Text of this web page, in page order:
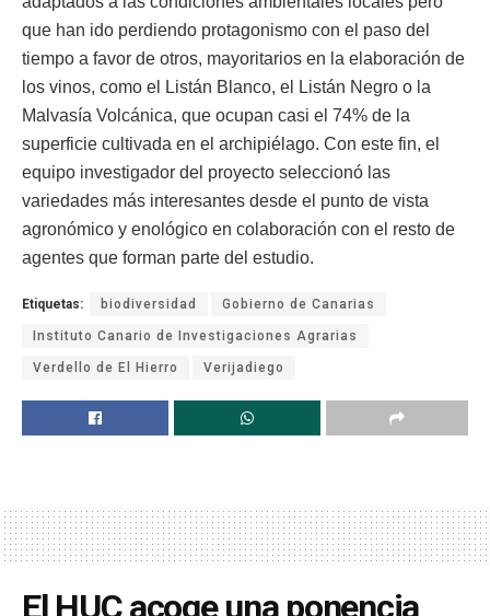
que han ido perdiendo protagonismo con el paso del
tiempo a favor de otros, mayoritarios en la elaboración de
los vinos, como el Listán Blanco, el Listán Negro o la
Malvasía Volcánica, que ocupan casi el 74% de la
superficie cultivada en el archipiélago. Con este fin, el
equipo investigador del proyecto seleccionó las
variedades más interesantes desde el punto de vista
agronómico y enológico en colaboración con el resto de
agentes que forman parte del estudio.
Etiquetas: biodiversidad Gobierno de Canarias
Instituto Canario de Investigaciones Agrarias
Verdello de El Hierro Verijadiego
El HUC acoge una ponencia